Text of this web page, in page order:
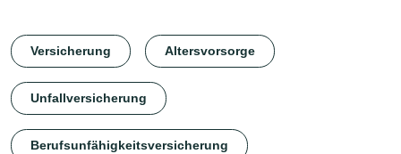
Versicherung Altersvorsorge
Unfallversicherung
Berufsunfähigkeitsversicherung